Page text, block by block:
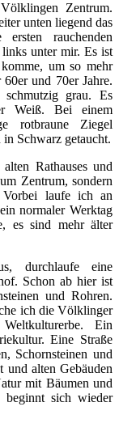
Zentrum.
unten liegend das
rauchenden
unter mir. Es ist
um so mehr
und 70er Jahre.
grau. Es
Weiß. Bei einem
rotbraune Ziegel
Schwarz getaucht.
Rathauses und
Zentrum, sondern
Vorbei laufe ich an
normaler Werktag
es sind mehr älter
durchlaufe eine
Schon ab hier ist
und Rohren.
ich die Völklinger
Ein
Eine Straße
Schornsteinen und
und alten Gebäuden
mit Bäumen und
beginnt sich wieder